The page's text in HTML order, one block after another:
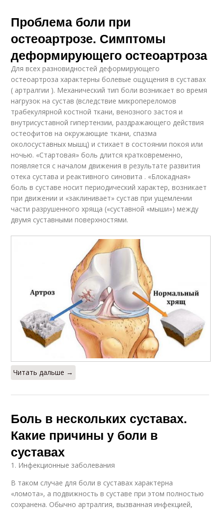
Проблема боли при
остеоартрозе. Симптомы
деформирующего остеоартроза
Для всех разновидностей деформирующего
остеоартроза характерны болевые ощущения в суставах
( артралгии ). Механический тип боли возникает во время
нагрузок на сустав (вследствие микропереломов
трабекулярной костной ткани, венозного застоя и
внутрисуставной гипертензии, раздражающего действия
остеофитов на окружающие ткани, спазма
околосуставных мышц) и стихает в состоянии покоя или
ночью. «Стартовая» боль длится кратковременно,
появляется с началом движения в результате развития
отека сустава и реактивного синовита . «Блокадная»
боль в суставе носит периодический характер, возникает
при движении и «заклинивает» сустав при ущемлении
части разрушенного хряща («суставной «мыши») между
двумя суставными поверхностями.
Читать дальше →
Боль в нескольких суставах.
Какие причины у боли в
суставах
1. Инфекционные заболевания
В таком случае для боли в суставах характерна
«ломота», а подвижность в суставе при этом полностью
сохранена. Обычно артралгия, вызванная инфекцией,